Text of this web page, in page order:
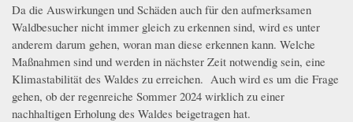
Da die Auswirkungen und Schäden auch für den aufmerksamen
Waldbesucher nicht immer gleich zu erkennen sind, wird es unter
anderem darum gehen, woran man diese erkennen kann. Welche
Maßnahmen sind und werden in nächster Zeit notwendig sein, eine
Klimastabilität des Waldes zu erreichen. Auch wird es um die Frage
gehen, ob der regenreiche Sommer 2024 wirklich zu einer
nachhaltigen Erholung des Waldes beigetragen hat.